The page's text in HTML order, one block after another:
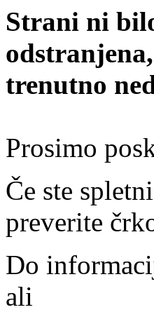
Strani ni
trenutno
Prosimo
Če ste
preverite
Do
ali